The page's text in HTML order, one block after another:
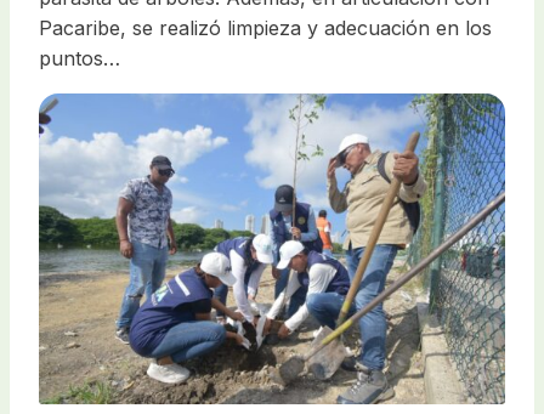
Pacaribe, se realizó limpieza y adecuación en los
puntos…